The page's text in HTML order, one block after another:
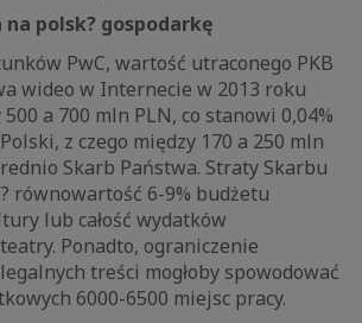
polsk? gospodarkę
PwC, wartość utraconego PKB
wideo w Internecie w 2013 roku
a 700 mln PLN, co stanowi 0,04%
z czego między 170 a 250 mln
Skarb Państwa. Straty Skarbu
równowartość 6-9% budżetu
lub całość wydatków
Ponadto, ograniczenie
treści mogłoby spowodować
6000-6500 miejsc pracy.